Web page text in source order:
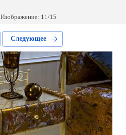
Изображение: 11/15
Следующее